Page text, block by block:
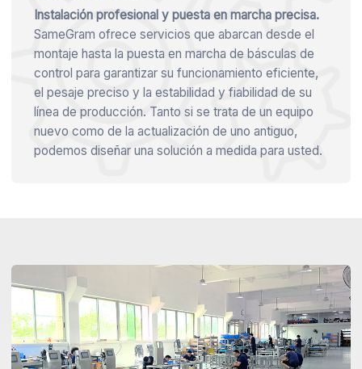
Instalación profesional y puesta en marcha precisa.
SameGram ofrece servicios que abarcan desde el
montaje hasta la puesta en marcha de básculas de
control para garantizar su funcionamiento eficiente,
el pesaje preciso y la estabilidad y fiabilidad de su
línea de producción. Tanto si se trata de un equipo
nuevo como de la actualización de uno antiguo,
podemos diseñar una solución a medida para usted.